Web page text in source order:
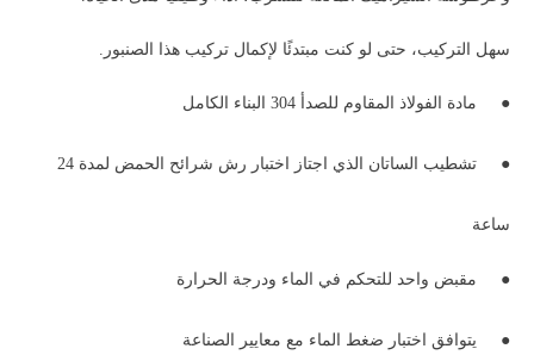
سهل التركيب، حتى لو كنت مبتدئًا لإكمال تركيب هذا الصنبور.
● مادة الفولاذ المقاوم للصدأ 304 البناء الكامل
● تشطيب الساتان الذي اجتاز اختبار رش شرائح الحمض لمدة 24
ساعة
● مقبض واحد للتحكم في الماء ودرجة الحرارة
● يتوافق اختبار ضغط الماء مع معايير الصناعة